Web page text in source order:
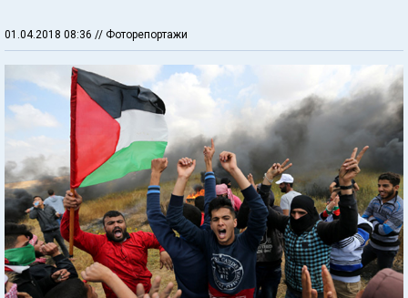
01.04.2018 08:36 // Фоторепортажи